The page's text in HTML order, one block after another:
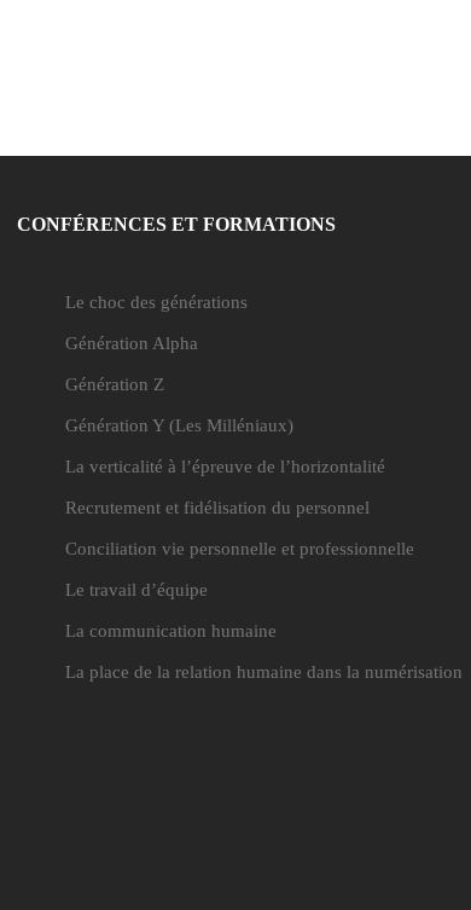
CONFÉRENCES ET FORMATIONS
Le choc des générations
Génération Alpha
Génération Z
Génération Y (Les Milléniaux)
La verticalité à l’épreuve de l’horizontalité
Recrutement et fidélisation du personnel
Conciliation vie personnelle et professionnelle
Le travail d’équipe
La communication humaine
La place de la relation humaine dans la numérisation